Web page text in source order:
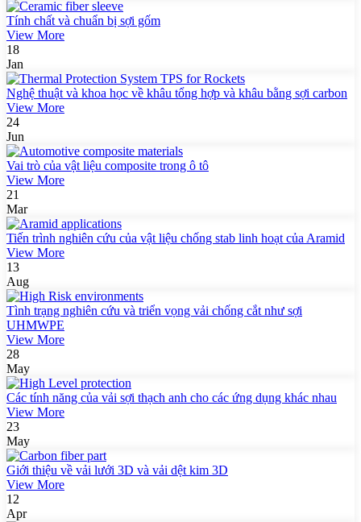
Tính chất và chuẩn bị sợi gốm
View More
18
Jan
Nghệ thuật và khoa học về khâu tổng hợp và khâu bằng sợi carbon
View More
24
Jun
Vai trò của vật liệu composite trong ô tô
View More
21
Mar
Tiến trình nghiên cứu của vật liệu chống stab linh hoạt của Aramid
View More
13
Aug
Tình trạng nghiên cứu và triển vọng vải chống cắt như sợi
UHMWPE
View More
28
May
Các tính năng của vải sợi thạch anh cho các ứng dụng khác nhau
View More
23
May
Giới thiệu về vải lưới 3D và vải dệt kim 3D
View More
12
Apr